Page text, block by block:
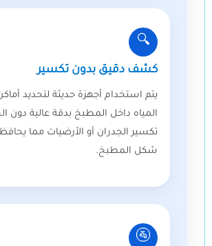
🔍
كشف دقيق بدون تكسير
يتم استخدام أجهزة حديثة لتحديد
المياه داخل المطبخ بدقة عالية دون
تكسير الجدران أو الأرضيات مما
شكل المطبخ.
🚰